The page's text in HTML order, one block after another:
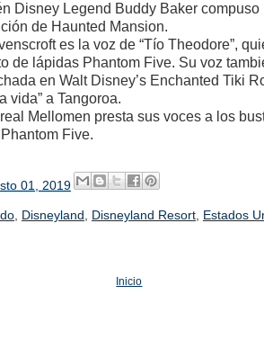
Disney Legend Buddy Baker compuso
de Haunted Mansion.
es la voz de “Tío Theodore”,
de lápidas Phantom Five. Su voz
en Walt Disney’s Enchanted Tiki
vida” a Tangoroa.
Mellomen presta sus voces a los
Five.
01, 2019
, Disneyland Disneyland Resort, Estados
Inicio